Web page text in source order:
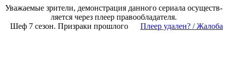
Ува­жае­мые зри­те­ли, де­мон­ст­ра­ция дан­но­го се­риа­ла осу­ще­ст­в­
ля­ет­ся че­рез пле­ер пра­во­об­ла­да­те­ля.
Шеф 7 сезон. Призраки прошлого
Пле­ер уда­лен? / Жа­ло­ба